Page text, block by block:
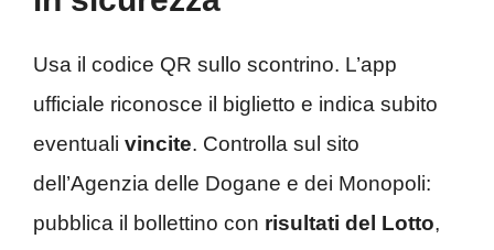
Usa il codice QR sullo scontrino. L’app
ufficiale riconosce il biglietto e indica subito
eventuali vincite. Controlla sul sito
dell’Agenzia delle Dogane e dei Monopoli:
pubblica il bollettino con risultati del Lotto,